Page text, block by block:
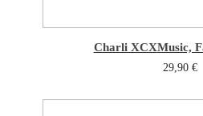
Charli XCXMusic,
29,90 €